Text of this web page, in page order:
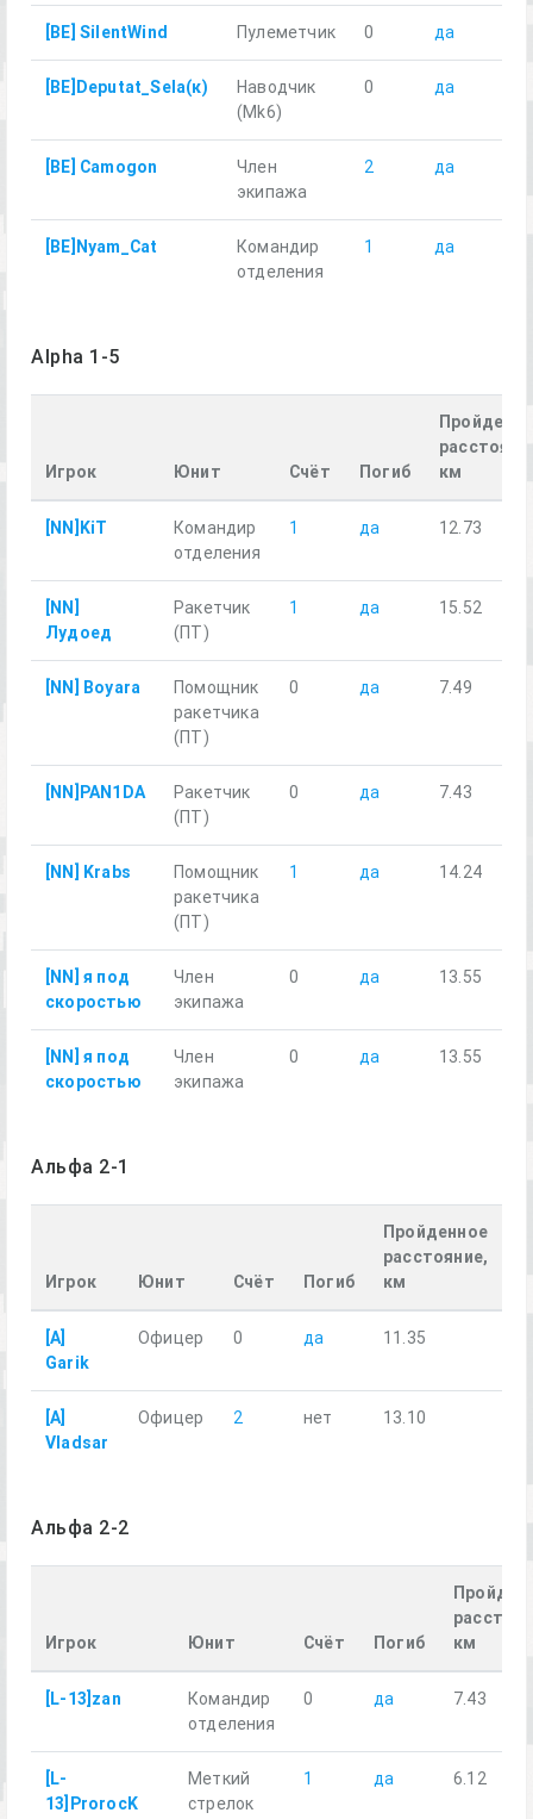
[BE] SilentWind Пулеметчик 0 да
[BE]Deputat_Sela(к)
Наводчик
(Mk6)
0 да
[BE] Camogon
Член
экипажа
2 да
[BE]Nyam_Cat
Командир
отделения
1 да
Alpha 1-5
Игрок Юнит Счёт Погиб
км
[NN]KiT
Командир
отделения
1 да 12.73
[NN]
Лудоед
Ракетчик
(ПТ)
1 да 15.52
[NN] Boyara
Помощник
ракетчика
(ПТ)
0 да 7.49
[NN]PAN1DA
Ракетчик
(ПТ)
0 да 7.43
[NN] Krabs
Помощник
ракетчика
(ПТ)
1 да 14.24
[NN] я под
скоростью
Член
экипажа
0 да 13.55
[NN] я под
скоростью
Член
экипажа
0 да 13.55
Альфа 2-1
Игрок Юнит Счёт Погиб
Пройденное
расстояние,
км
[A]
Garik
Офицер 0 да 11.35
[A]
Vladsar
Офицер 2 нет 13.10
Альфа 2-2
Игрок Юнит Счёт Погиб
км
[L-13]zan
Командир
отделения
0 да 7.43
[L-
13]ProrocK
Меткий
стрелок
1 да 6.12